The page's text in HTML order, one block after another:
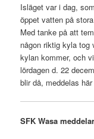
Isläget var i dag,
öppet vatten på
Med tanke på att
någon riktig kyla
kylan kommer, och
lördagen d. 22
blir då, meddelas
SFK Wasa